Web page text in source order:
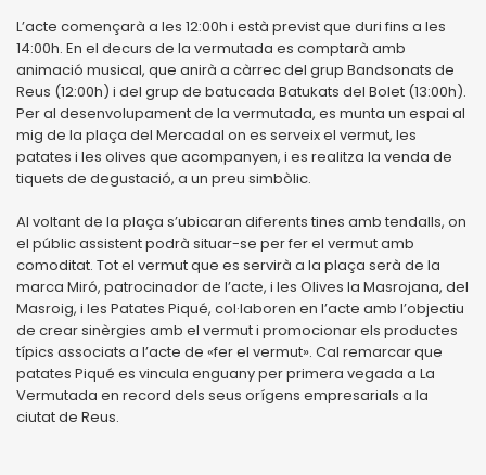
L’acte començarà a les 12:00h i està previst que duri fins a les
14:00h. En el decurs de la vermutada es comptarà amb
animació musical, que anirà a càrrec del grup Bandsonats de
Reus (12:00h) i del grup de batucada Batukats del Bolet (13:00h).
Per al desenvolupament de la vermutada, es munta un espai al
mig de la plaça del Mercadal on es serveix el vermut, les
patates i les olives que acompanyen, i es realitza la venda de
tiquets de degustació, a un preu simbòlic.
Al voltant de la plaça s’ubicaran diferents tines amb tendalls, on
el públic assistent podrà situar-se per fer el vermut amb
comoditat. Tot el vermut que es servirà a la plaça serà de la
marca Miró, patrocinador de l’acte, i les Olives la Masrojana, del
Masroig, i les Patates Piqué, col·laboren en l’acte amb l’objectiu
de crear sinèrgies amb el vermut i promocionar els productes
típics associats a l’acte de «fer el vermut». Cal remarcar que
patates Piqué es vincula enguany per primera vegada a La
Vermutada en record dels seus orígens empresarials a la
ciutat de Reus.